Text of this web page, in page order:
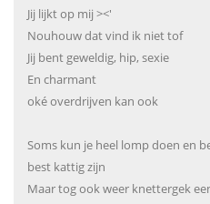
Jij lijkt op mij ><'
Nouhouw dat vind ik niet tof
Jij bent geweldig, hip, sexie
En charmant
oké overdrijven kan ook
Soms kun je heel lomp doen en
best kattig zijn
Maar tog ook weer knettergek